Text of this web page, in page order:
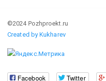
©2024 Pozhproekt.ru
Created by Kukharev
Facebook Twitter